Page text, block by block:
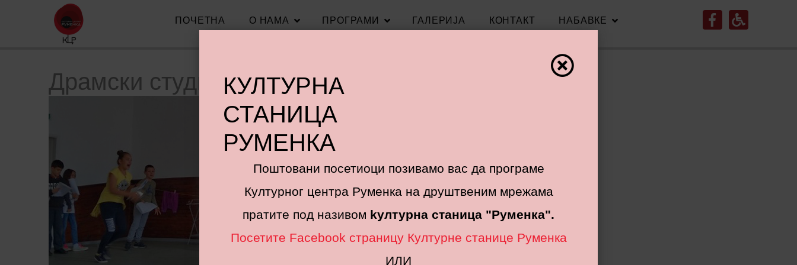
ПОЧЕТНА О НАМА ПРОГРАМИ ГАЛЕРИЈА КОНТАКТ НАБАВКЕ
Драмски студио КУЛТУРНА
СТАНИЦА
РУМЕНКА
Поштовани посетиоци позивамо вас да програме
Културног центра Руменка на друштвеним мрежама
пратите под називом kултурна станица "Руменка".
Посетите Facebook страницу Културне станице Руменка
ИЛИ